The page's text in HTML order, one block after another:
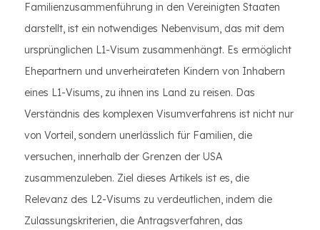
Familienzusammenführung in den Vereinigten Staaten
darstellt, ist ein notwendiges Nebenvisum, das mit dem
ursprünglichen L1-Visum zusammenhängt. Es ermöglicht
Ehepartnern und unverheirateten Kindern von Inhabern
eines L1-Visums, zu ihnen ins Land zu reisen. Das
Verständnis des komplexen Visumverfahrens ist nicht nur
von Vorteil, sondern unerlässlich für Familien, die
versuchen, innerhalb der Grenzen der USA
zusammenzuleben. Ziel dieses Artikels ist es, die
Relevanz des L2-Visums zu verdeutlichen, indem die
Zulassungskriterien, die Antragsverfahren, das